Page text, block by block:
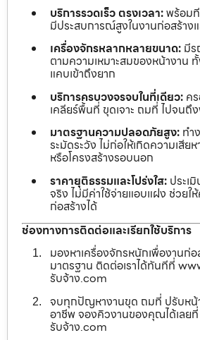
บริการรวดเร็ว ตรงเวลา:พร้อม
มีประสบการณ์สูงในงานก่อสร้าง
เครื่องจักรหลากหลายขนาด: มีร
ตามความเหมาะสมของหน้างาน
แคบเข้าถึงยาก
บริการครบวงจรจบในที่เดียว: ค
เคลียร์พื้นที่ ขุดเจาะ ถมที่ ไปจน
มาตรฐานความปลอดภัยสูง: ทำ
ระมัดระวัง ไม่ก่อให้เกิดความเสีย
หรือโครงสร้างรอบนอก
ราคายุติธรรมและโปร่งใส: ประเ
จริง ไม่มีค่าใช้จ่ายแอบแฝง ช่วย
ก่อสร้างได้
ช่องทางการติดต่อและเรียกใช้บริการ
มองหาเครื่องจักรหนักเพื่องานก่อ
มาตรฐาน ติดต่อเราได้ทันทีที่
รับจ้าง.com
จบทุกปัญหางานขุด ถมที่ ปรับห
อาชีพ จองคิวงานของคุณได้เลย
รับจ้าง.com